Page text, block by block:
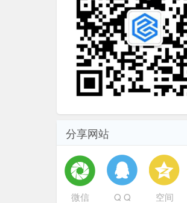
分享网站
微信 Q Q 空间